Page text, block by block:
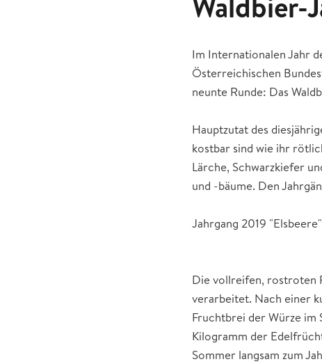
Im Internationalen Jahr
Österreichischen
neunte Runde: Das
Hauptzutat des
kostbar sind wie ihr
Lärche, Schwarzkiefer
und -bäume. Den
Jahrgang 2019 "Elsbeere"
Die vollreifen, rostroten
verarbeitet. Nach einer
Fruchtbrei der Würze im
Kilogramm der
Sommer langsam zum